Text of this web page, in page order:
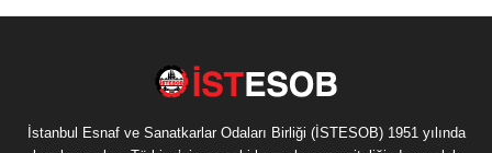
İstanbul Esnaf ve Sanatkarlar Odaları Birliği (İSTESOB) 1951 yılında